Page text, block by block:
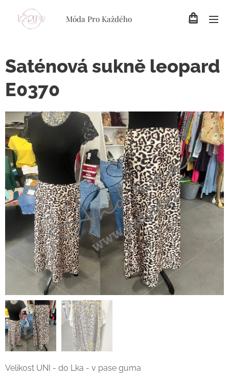
Móda Pro Každého
Saténová sukně leopard
E0370
Velikost UNI - do Lka - v pase guma